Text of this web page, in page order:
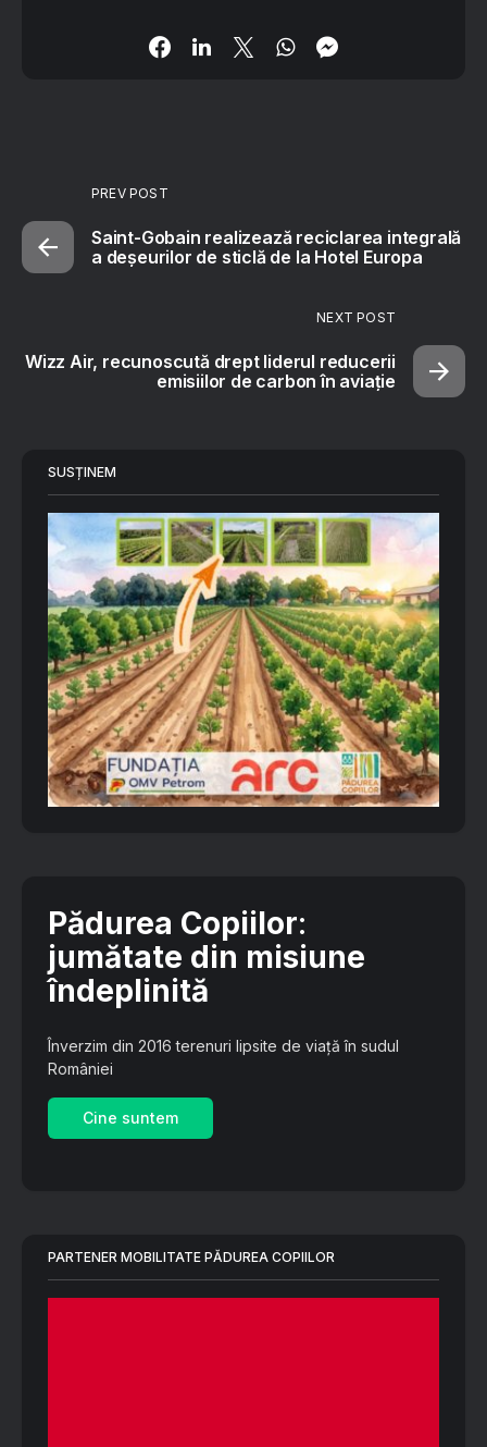
PREV POST
Saint-Gobain realizează reciclarea integrală
a deșeurilor de sticlă de la Hotel Europa
NEXT POST
Wizz Air, recunoscută drept liderul reducerii
emisiilor de carbon în aviație
SUSȚINEM
Pădurea Copiilor:
jumătate din misiune
îndeplinită
Înverzim din 2016 terenuri lipsite de viață în sudul
României
Cine suntem
PARTENER MOBILITATE PĂDUREA COPIILOR